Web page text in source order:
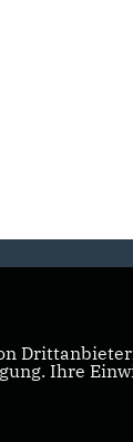
Ihre